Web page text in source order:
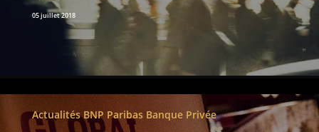
05 juillet 2018
Actualités BNP Paribas Banque Privée